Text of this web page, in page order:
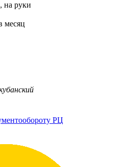
на руки
месяц
РЦ